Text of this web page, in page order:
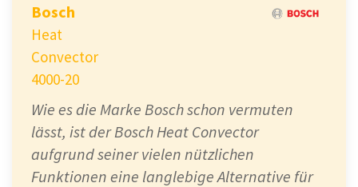
Bosch
Heat
Convector
4000-20
Wie es die Marke Bosch schon vermuten
lässt, ist der Bosch Heat Convector
aufgrund seiner vielen nützlichen
Funktionen eine langlebige Alternative für